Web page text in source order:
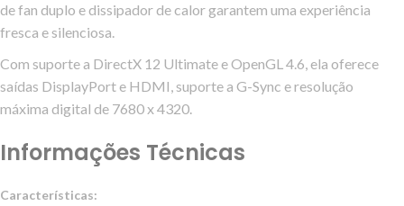
de fan duplo e dissipador de calor garantem uma experiência
fresca e silenciosa.
Com suporte a DirectX 12 Ultimate e OpenGL 4.6, ela oferece
saídas DisplayPort e HDMI, suporte a G-Sync e resolução
máxima digital de 7680 x 4320.
Informações Técnicas
Características: